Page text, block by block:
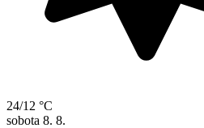
24/12 °C
sobota 8. 8.